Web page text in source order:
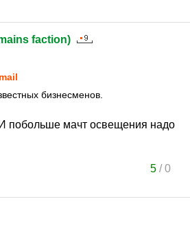
faction)
бизнесменов.
побольше мачт освещения надо
5/0